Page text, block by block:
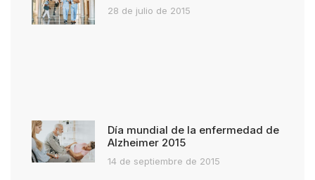
28 de julio de 2015
Día mundial de la enfermedad de
Alzheimer 2015
14 de septiembre de 2015